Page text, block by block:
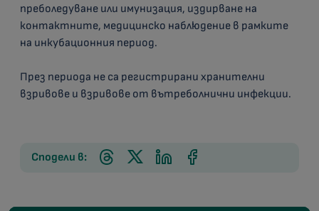
преболедуване или имунизация, издирване на
контактните, медицинско наблюдение в рамките
на инкубационния период.
През периода не са регистрирани хранителни
взривове и взривове от вътреболнични инфекции.
Сподели в: